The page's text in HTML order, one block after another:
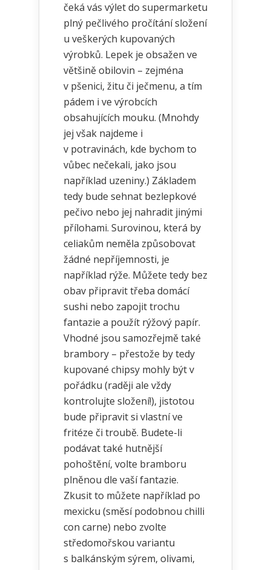
čeká vás výlet do supermarketu
plný pečlivého pročítání složení
u veškerých kupovaných
výrobků. Lepek je obsažen ve
většině obilovin – zejména
v pšenici, žitu či ječmenu, a tím
pádem i ve výrobcích
obsahujících mouku. (Mnohdy
jej však najdeme i
v potravinách, kde bychom to
vůbec nečekali, jako jsou
například uzeniny.) Základem
tedy bude sehnat bezlepkové
pečivo nebo jej nahradit jinými
přílohami. Surovinou, která by
celiakům neměla způsobovat
žádné nepříjemnosti, je
například rýže. Můžete tedy bez
obav připravit třeba domácí
sushi nebo zapojit trochu
fantazie a použít rýžový papír.
Vhodné jsou samozřejmě také
brambory – přestože by tedy
kupované chipsy mohly být v
pořádku (raději ale vždy
kontrolujte složení!), jistotou
bude připravit si vlastní ve
fritéze či troubě. Budete-li
podávat také hutnější
pohoštění, volte bramboru
plněnou dle vaší fantazie.
Zkusit to můžete například po
mexicku (směsí podobnou chilli
con carne) nebo zvolte
středomořskou variantu
s balkánským sýrem, olivami,